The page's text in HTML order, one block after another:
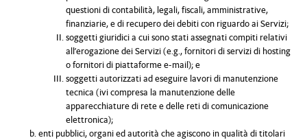
questioni di contabilità, legali, fiscali, amministrative,
finanziarie, e di recupero dei debiti con riguardo ai Servizi;
soggetti giuridici a cui sono stati assegnati compiti relativi
all’erogazione dei Servizi (e.g., fornitori di servizi di hosting
o fornitori di piattaforme e-mail); e
soggetti autorizzati ad eseguire lavori di manutenzione
tecnica (ivi compresa la manutenzione delle
apparecchiature di rete e delle reti di comunicazione
elettronica);
enti pubblici, organi ed autorità che agiscono in qualità di titolari